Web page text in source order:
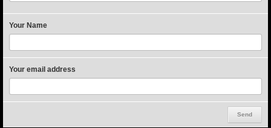
Your Name
Your email address